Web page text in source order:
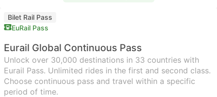
Bilet Rail Pass
EuRail Pass
Eurail Global Continuous Pass
Unlock over 30,000 destinations in 33 countries with
Eurail Pass. Unlimited rides in the first and second class.
Choose continuous pass and travel within a specific
period of time.